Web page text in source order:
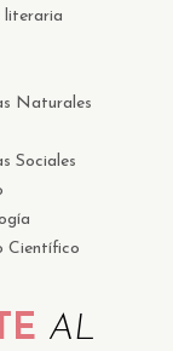
literaria
Naturales
Sociales
Científico
AL